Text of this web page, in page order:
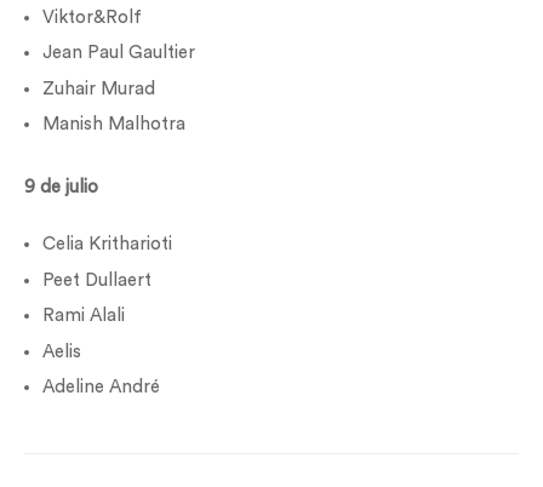
Viktor&Rolf
Jean Paul Gaultier
Zuhair Murad
Manish Malhotra
9 de julio
Celia Kritharioti
Peet Dullaert
Rami Alali
Aelis
Adeline André